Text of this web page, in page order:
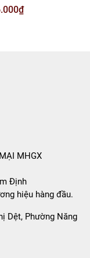
Hình
moc291e -
MHGX
Định
hiệu hàng đầu.
Dệt, Phường Năng